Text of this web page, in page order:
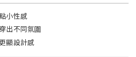
小性感
出不同氛圍
顯設計感